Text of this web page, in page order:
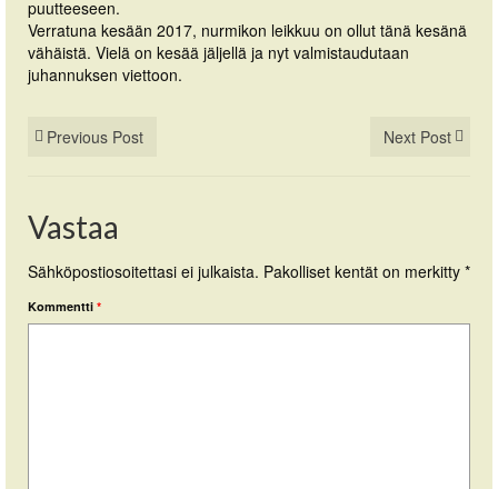
puutteeseen.
Verratuna kesään 2017, nurmikon leikkuu on ollut tänä kesänä
vähäistä. Vielä on kesää jäljellä ja nyt valmistaudutaan
juhannuksen viettoon.
Previous Post Next Post
Vastaa
Sähköpostiosoitettasi ei julkaista. Pakolliset kentät on merkitty *
Kommentti *